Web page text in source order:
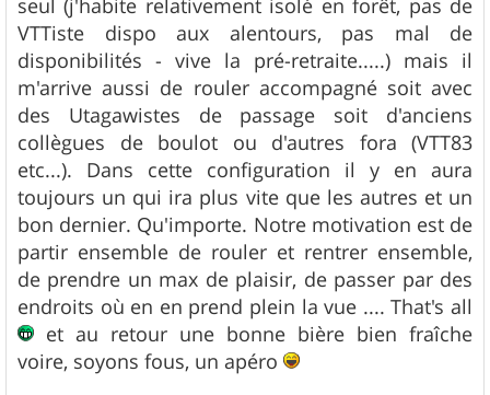
VTTiste dispo aux alentours, pas mal de
disponibilités - vive la pré-retraite.....) mais il
m'arrive aussi de rouler accompagné soit avec
des Utagawistes de passage soit d'anciens
collègues de boulot ou d'autres fora (VTT83
etc...). Dans cette configuration il y en aura
toujours un qui ira plus vite que les autres et un
bon dernier. Qu'importe. Notre motivation est de
partir ensemble de rouler et rentrer ensemble,
de prendre un max de plaisir, de passer par des
endroits où en en prend plein la vue .... That's all
et au retour une bonne bière bien fraîche
voire, soyons fous, un apéro